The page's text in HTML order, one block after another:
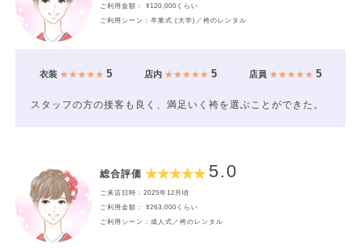
ご利用金額： ¥120,000くらい
ご利用シーン：卒業式 (大学)／袴のレンタル
衣装★★★★★ 5 店内★★★★★ 5 店員 ★★★★★5
スタッフの方の接客も良く、満足いく袴を選ぶことができた。
総合評価 5.0
ご来店日時：2025年12月頃
ご利用金額： ¥263,000くらい
ご利用シーン：成人式／袴のレンタル